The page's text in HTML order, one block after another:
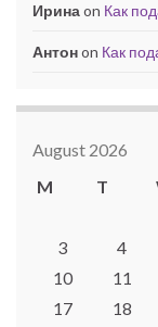
Иринаon Как
Антонon Как
August 2026
M
T
3
4
10
11
17
18